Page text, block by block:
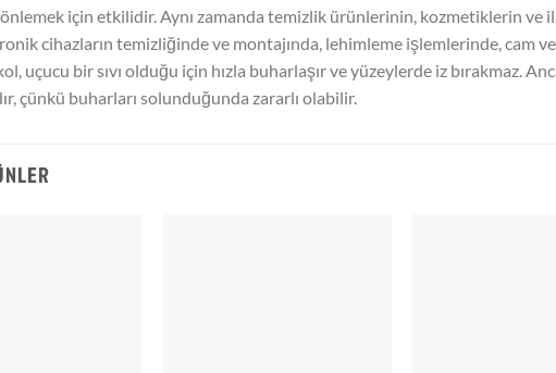
önlemek için etkilidir. Aynı zamanda temizlik ürünlerinin, kozmetiklerin
cihazların temizliğinde ve montajında, lehimleme işlemlerinde, cam
uçucu bir sıvı olduğu için hızla buharlaşır ve yüzeylerde iz bırakmaz.
çünkü buharları solunduğunda zararlı olabilir.